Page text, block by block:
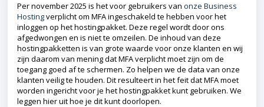
Per november 2025 is het voor gebruikers van onze Business
Hostingverplicht om MFA ingeschakeld te hebben voor het
inloggen op het hostingpakket. Deze regel wordt door ons
afgedwongen en is niet te omzeilen. De inhoud van deze
hostingpakketten is van grote waarde voor onze klanten en wij
zijn daarom van mening dat MFA verplicht moet zijn om de
toegang goed af te schermen. Zo helpen we de data van onze
klanten veilig te houden. Dit resulteert in het feit dat MFA moet
worden ingericht voor je het hostingpakket kunt gebruiken. We
leggen hier uit hoe je dit kunt doorlopen.